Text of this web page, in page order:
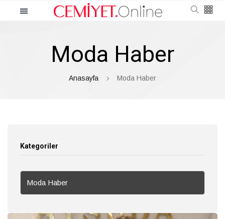
Soru Cevap
Moda Haber
Anasayfa Moda Haber
Kategoriler
Moda Haber